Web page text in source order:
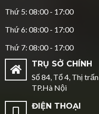
Thứ 5: 08:00 - 17:00
Thứ 6: 08:00 - 17:00
Thứ 7: 08:00 - 17:00
TRỤ SỞ CHÍNH
Số 84, Tổ 4, Thị
TP.Hà Nội
ĐIỆN THOẠI